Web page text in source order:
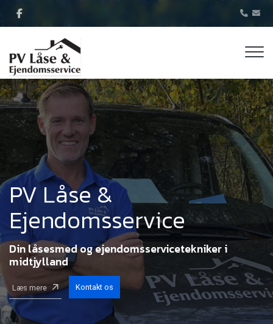
PV Låse &
Ejendomsservice
Din låsesmed og ejendomsservicetekniker i
midtjylland
Læs mere Kontakt os